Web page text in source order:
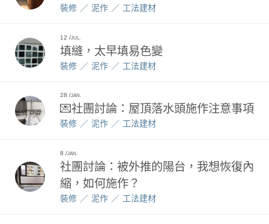
裝修 泥作 工法建材
12 JUL.
填縫，太早填易色變
裝修 泥作 工法建材
28 JAN.
💌社團討論：屋頂落水頭施作注意事項
裝修 泥作 工法建材
8 JAN.
社團討論：被外推的陽台，我想恢復內
縮，如何施作？
裝修 泥作 工法建材